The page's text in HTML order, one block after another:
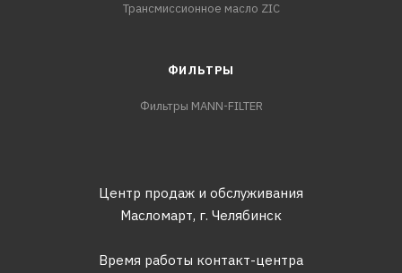
Трансмиссионное масло ZIC
ФИЛЬТРЫ
Фильтры MANN-FILTER
Центр продаж и обслуживания
Масломарт, г. Челябинск
Время работы контакт-центра